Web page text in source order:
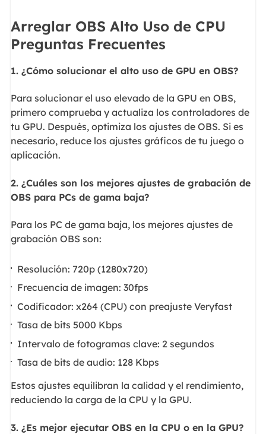
Arreglar OBS Alto Uso de CPU
Preguntas Frecuentes
1. ¿Cómo solucionar el alto uso de GPU en OBS?
Para solucionar el uso elevado de la GPU en OBS,
primero comprueba y actualiza los controladores de
tu GPU. Después, optimiza los ajustes de OBS. Si es
necesario, reduce los ajustes gráficos de tu juego o
aplicación.
2. ¿Cuáles son los mejores ajustes de grabación de
OBS para PCs de gama baja?
Para los PC de gama baja, los mejores ajustes de
grabación OBS son:
Resolución: 720p (1280x720)
Frecuencia de imagen: 30fps
Codificador: x264 (CPU) con preajuste Veryfast
Tasa de bits 5000 Kbps
Intervalo de fotogramas clave: 2 segundos
Tasa de bits de audio: 128 Kbps
Estos ajustes equilibran la calidad y el rendimiento,
reduciendo la carga de la CPU y la GPU.
3. ¿Es mejor ejecutar OBS en la CPU o en la GPU?